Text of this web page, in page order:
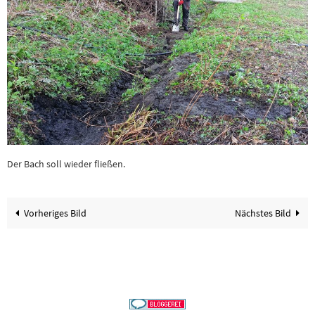
Der Bach soll wieder fließen.
Vorheriges Bild Nächstes Bild